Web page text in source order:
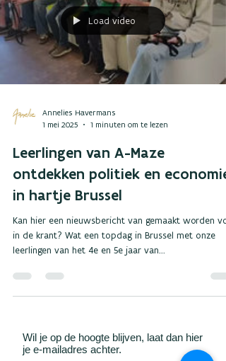
Load video
Annelies Havermans
1 mei 2025
1 minuten om te lezen
Leerlingen van A-Maze
ontdekken politiek en economie
in hartje Brussel
Kan hier een nieuwsbericht van gemaakt worden
in de krant? Wat een topdag in Brussel met onze
leerlingen van het 4e en 5e jaar van...
Wil je op de hoogte blijven, laat dan hier
je e-mailadres achter.